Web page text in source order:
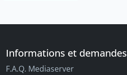
Informations et demandes
F.A.Q. Mediaserver